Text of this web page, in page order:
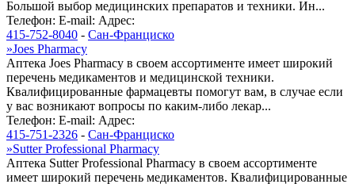
Большой выбор медицинских препаратов и техники. Ин...
Телефон: E-mail: Адрес:
415-752-8040 - Сан-Франциско
»Joes Pharmacy
Аптека Joes Pharmacy в своем ассортименте имеет широкий
перечень медикаментов и медицинской техники.
Квалифицированные фармацевты помогут вам, в случае если
у вас возникают вопросы по каким-либо лекар...
Телефон: E-mail: Адрес:
415-751-2326 - Сан-Франциско
»Sutter Professional Pharmacy
Аптека Sutter Professional Pharmacy в своем ассортименте
имеет широкий перечень медикаментов. Квалифицированные